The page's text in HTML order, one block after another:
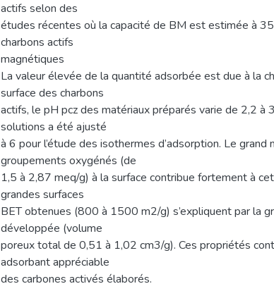
actifs selon des
études récentes où la capacité de BM est estimée à
charbons actifs
magnétiques
La valeur élevée de la quantité adsorbée est due à la
surface des charbons
actifs, le pH pcz des matériaux préparés varie de 2,2 à
solutions a été ajusté
à 6 pour l’étude des isothermes d’adsorption. Le grand
groupements oxygénés (de
1,5 à 2,87 meq/g) à la surface contribue fortement à
grandes surfaces
BET obtenues (800 à 1500 m2/g) s’expliquent par la
développée (volume
poreux total de 0,51 à 1,02 cm3/g). Ces propriétés
adsorbant appréciable
des carbones activés élaborés.